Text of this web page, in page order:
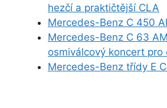
hezčí a praktičtější CLA
Mercedes-Benz C 450
Mercedes-Benz C 63
osmiválcový koncert pro
Mercedes-Benz třídy E